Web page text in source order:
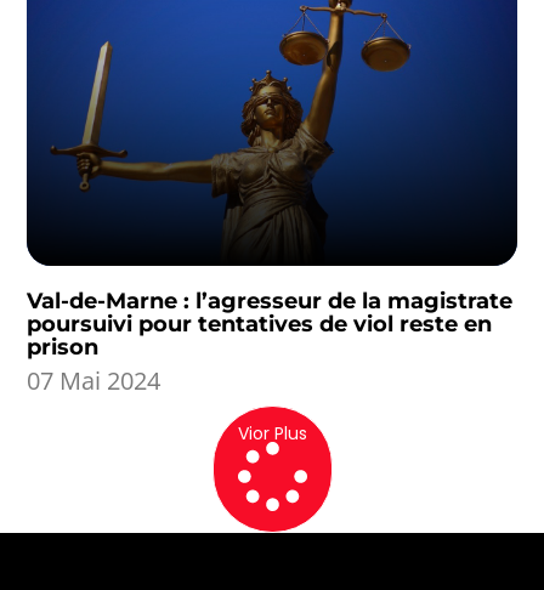
Val-de-Marne : l’agresseur de la magistrate
poursuivi pour tentatives de viol reste en
prison
07 Mai 2024
Vior Plus